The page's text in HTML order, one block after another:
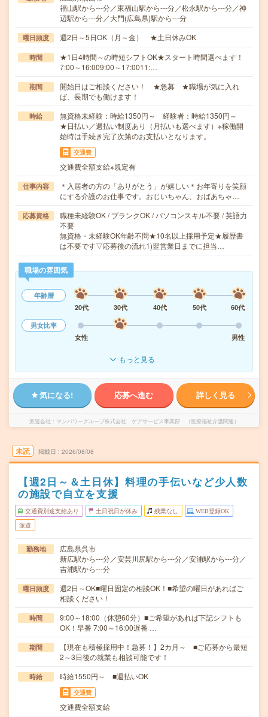
福山駅から---分／東福山駅から---分／松永駅から---分／神
辺駅から---分／大門(広島県)駅から---分
曜日頻度 週2日～5日OK（月～金） ★土日休みOK
時間
★1日4時間～の時短シフトOK★スタート時間選べます！
7:00～16:009:00～17:0011:…
期間
開始日はご相談ください！ ★急募 ★職場が気に入れ
ば、長期でも働けます！
時給
無資格未経験：時給1350円～ 経験者：時給1350円～
★日払い／週払い制度あり（月払いも選べます）※稼働開
始時は手続き完了次第のお支払いとなります。
交通費
交通費全額支給※規定有
仕事内容
＊入居者の方の「ありがとう」が嬉しい＊お年寄りを笑顔
にする介護のお仕事です。おじいちゃん、おばあちゃ…
応募資格
職種未経験OK / ブランクOK / パソコンスキル不要 / 英語力
不要
無資格・未経験OK年齢不問★10名以上採用予定★履歴書
は不要です▽応募後の流れ1)翌営業日までに担当…
職場の雰囲気
年齢層
20代
30代 40代 50代
60代
男女比率
女性
男性
もっと見る
気になる! 応募へ進む 詳しく見る
派遣会社 マンパワーグループ株式会社 ケアサービス事業部 （医療福祉介護関連）
未読 掲載日 2026/08/08
【週2日～＆土日休】料理の手伝いなど少人数
の施設で自立を支援
交通費別途支給あり 土日祝日が休み 残業なし WEB登録OK
派遣
勤務地
広島県呉市
新広駅から---分／安芸川尻駅から---分／安浦駅から---分／
吉浦駅から---分
曜日頻度
週2日～OK■曜日固定の相談OK！■希望の曜日があればご
相談ください！
時間
9:00～18:00（休憩60分）■ご希望があれば下記シフトも
OK！早番 7:00～16:00遅番 …
期間
【現在も積極採用中！急募！】2カ月～ ■ご応募から最短
2～3日後の就業も相談可能です！
時給 時給1550円～ ■週払いOK
交通費
交通費全額支給